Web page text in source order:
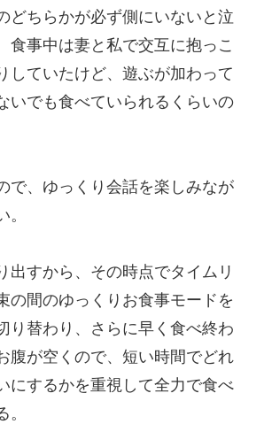
どちらかが必ず側にいないと泣
食事中は妻と私で交互に抱っこ
していたけど、遊ぶが加わって
いでも食べていられるくらいの
で、ゆっくり会話を楽しみなが
出すから、その時点でタイムリ
の間のゆっくりお食事モードを
り替わり、さらに早く食べ終わ
腹が空くので、短い時間でどれ
にするかを重視して全力で食べ